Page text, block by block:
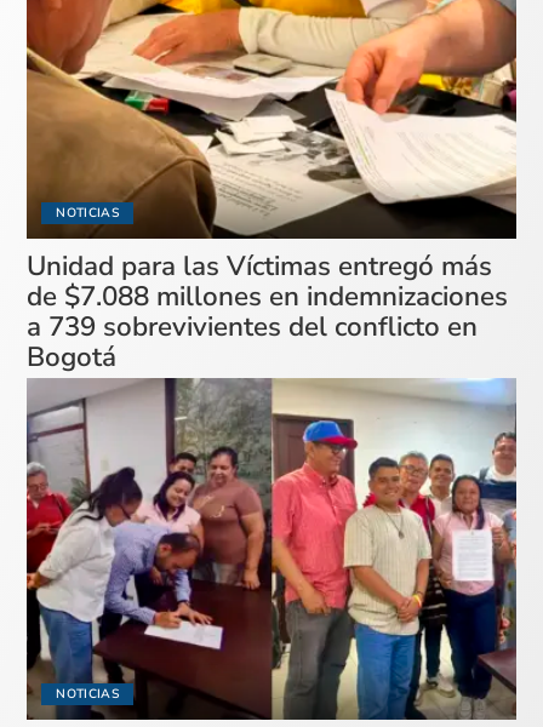
NOTICIAS
Unidad para las Víctimas entregó más
de $7.088 millones en indemnizaciones
a 739 sobrevivientes del conflicto en
Bogotá
NOTICIAS